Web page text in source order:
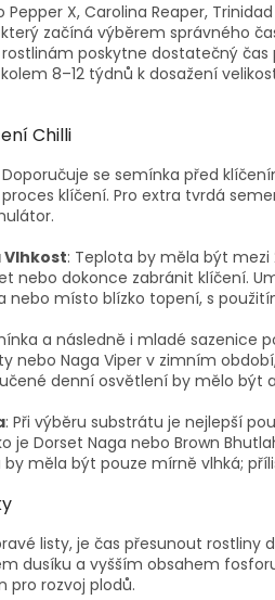
Pepper X, Carolina Reaper,
začíná výběrem správného
poskytne dostatečný
8–12 týdnů k dosažení
Chilli
Doporučuje se semínka před
klíčení. Pro extra tvrdá
: Teplota by měla být mezi
nebo dokonce zabránit klíčení.
nebo místo blízko topení, s
a následně i mladé sazenice
nebo Naga Viper v zimním
denní osvětlení by mělo být
: Při výběru substrátu je nejlepší
je Dorset Naga nebo Brown
měla být pouze mírně vlhká;
listy, je čas přesunout
dusíku a vyšším obsahem
pro rozvoj plodů.